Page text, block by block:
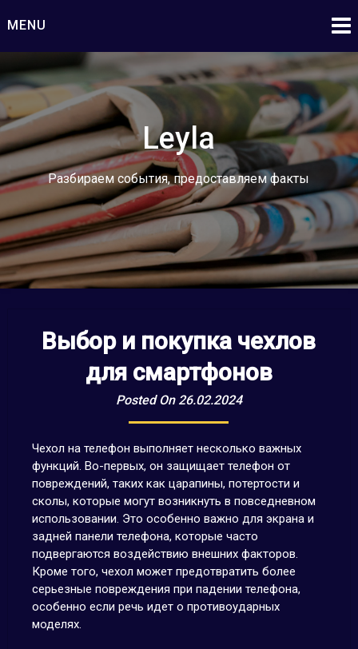
toMENU
Leyla
Разбираем события, предоставляем факты
Выбор и покупка чехлов
для смартфонов
Posted On 26.02.2024
Чехол на телефон выполняет несколько важных
функций. Во-первых, он защищает телефон от
повреждений, таких как царапины, потертости и
сколы, которые могут возникнуть в повседневном
использовании. Это особенно важно для экрана и
задней панели телефона, которые часто
подвергаются воздействию внешних факторов.
Кроме того, чехол может предотвратить более
серьезные повреждения при падении телефона,
особенно если речь идет о противоударных
моделях.